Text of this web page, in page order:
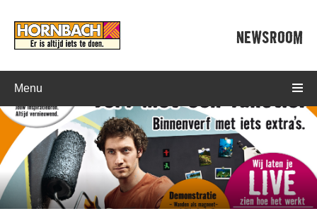
NEWSROOM
Menu